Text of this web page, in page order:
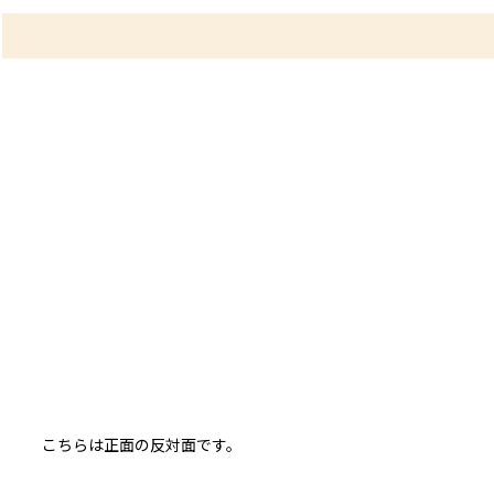
こちらは正面の反対面です。